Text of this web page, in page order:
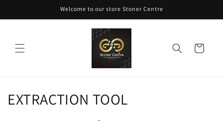
เนื้อหา
Welcome to our store Stoner Centre
สินค้า
ค
EXTRACTION TOOL